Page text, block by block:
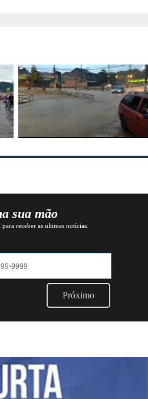
sua mão
receber as ultimas notícias.
Próximo